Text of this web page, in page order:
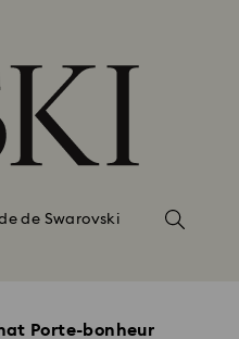
de Swarovski
Porte-bonheur